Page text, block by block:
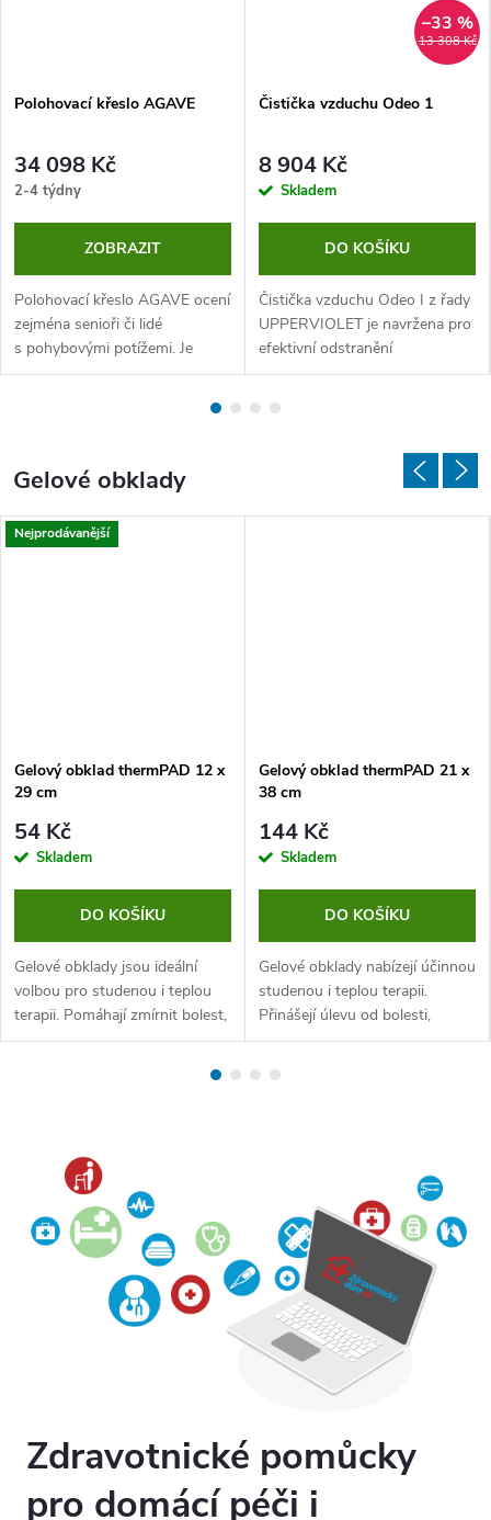
Polohovací křeslo AGAVE
34 098 Kč
2-4 týdny
ZOBRAZIT
Polohovací křeslo AGAVE ocení
zejména senioři či lidé
s pohybovými potížemi. Je
vhodné do zdravotnických a
13 308 Kč
–33 %
Čistička vzduchu Odeo 1
8 904 Kč
Skladem
DO KOŠÍKU
Čistička vzduchu Odeo I z řady
UPPERVIOLET je navržena pro
efektivní odstranění
nepříjemných pachů a sterilizaci
prostorách. Díky pokročilé UV
Gelové obklady
Nejprodávanější
Gelový obklad thermPAD 12 x
29 cm
54 Kč
Skladem
DO KOŠÍKU
Gelové obklady jsou ideální
volbou pro studenou i teplou
terapii. Pomáhají zmírnit bolest,
snížit otok a poskytují úlevu při
Gelový obklad thermPAD 21 x
38 cm
144 Kč
Skladem
DO KOŠÍKU
Gelové obklady nabízejí účinnou
studenou i teplou terapii.
Přinášejí úlevu od bolesti,
redukují otoky a přispívají k
zdravotních obtíží. Díky pružné
Zdravotnické pomůcky
pro domácí péči i